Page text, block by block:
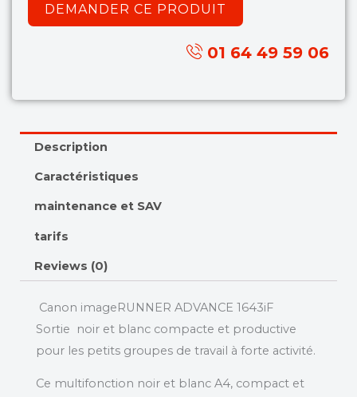
DEMANDER CE PRODUIT
01 64 49 59 06
Description
Caractéristiques
maintenance et SAV
tarifs
Reviews (0)
Canon imageRUNNER ADVANCE 1643iF
Sortie noir et blanc compacte et productive
pour les petits groupes de travail à forte activité.
Ce multifonction noir et blanc A4, compact et